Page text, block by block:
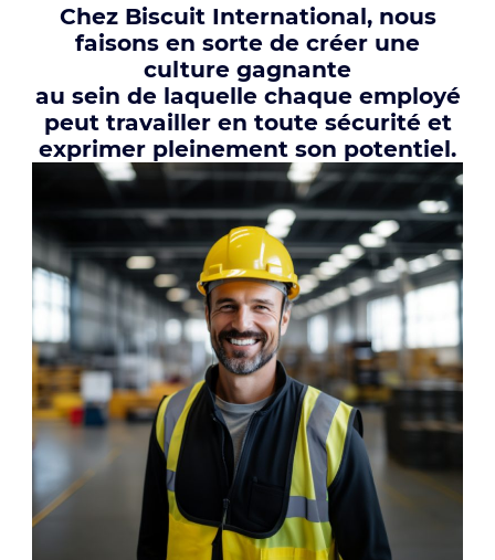
Chez Biscuit International, nous
faisons en sorte de créer une
culture gagnante
au sein de laquelle chaque employé
peut travailler en toute sécurité et
exprimer pleinement son potentiel.